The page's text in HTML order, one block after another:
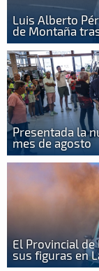
Luis Alberto
de Montaña
Presentada la
mes de agosto
El Provincial de
sus figuras en